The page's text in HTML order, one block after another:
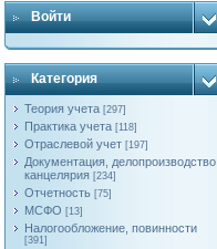
Войти
Категория
Теория учета [297]
Практика учета [118]
Отраслевой учет [197]
Документация, делопроизводство,
канцелярия [234]
Отчетность [75]
МСФО [13]
Налогообложение, повинности
[391]